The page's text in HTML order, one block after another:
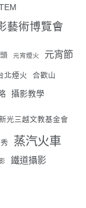
藝術博覽會
元宵煙火 元宵節
北煙火 合歡山
攝影教學
光三越文教基金會
蒸汽火車
鐵道攝影